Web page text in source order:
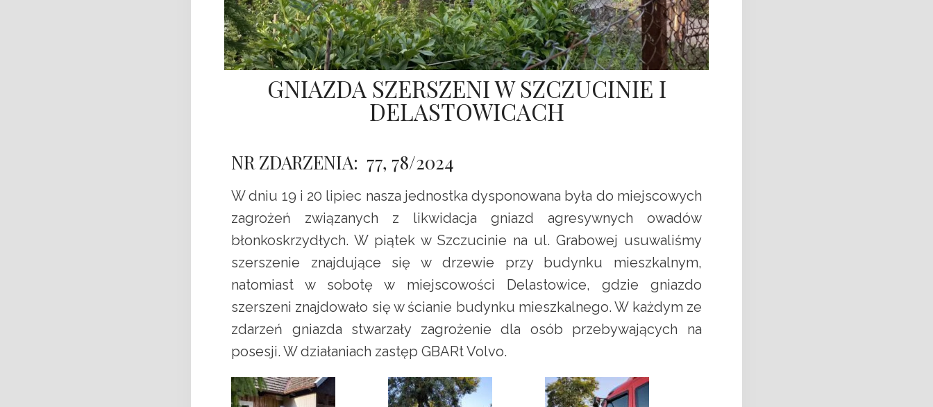
GNIAZDA SZERSZENI W SZCZUCINIE I
DELASTOWICACH
NR ZDARZENIA: 77, 78/2024
W dniu 19 i 20 lipiec nasza jednostka dysponowana była do miejscowych
zagrożeń związanych z likwidacja gniazd agresywnych owadów
błonkoskrzydłych. W piątek w Szczucinie na ul. Grabowej usuwaliśmy
szerszenie znajdujące się w drzewie przy budynku mieszkalnym,
natomiast w sobotę w miejscowości Delastowice, gdzie gniazdo
szerszeni znajdowało się w ścianie budynku mieszkalnego. W każdym ze
zdarzeń gniazda stwarzały zagrożenie dla osób przebywających na
posesji. W działaniach zastęp GBARt Volvo.